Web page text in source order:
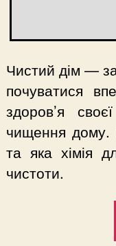
Чистий дім —
почуватися
здоров’я
чищення дому.
та яка хімія
чистоти.